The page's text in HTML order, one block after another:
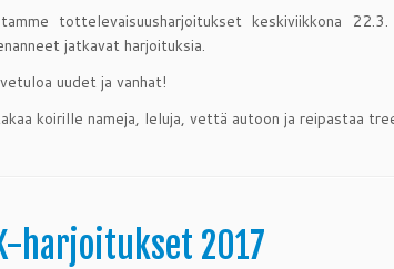
tottelevaisuusharjoitukset keskiviikkona
jatkavat harjoituksia.
uudet ja vanhat!
koirille nameja, leluja, vettä autoon ja reipastaa
harjoitukset 2017